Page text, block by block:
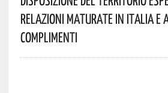
Relazioni Maturate In Italia E
Complimenti